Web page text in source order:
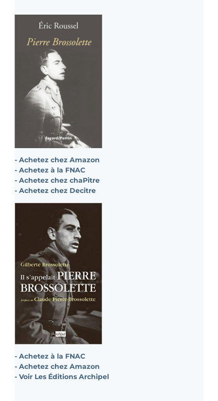
- Achetez chez Amazon
- Achetez à la FNAC
- Achetez chez chaPitre
- Achetez chez Decitre
- Achetez à la FNAC
- Achetez chez Amazon
- Voir Les Éditions Archipel